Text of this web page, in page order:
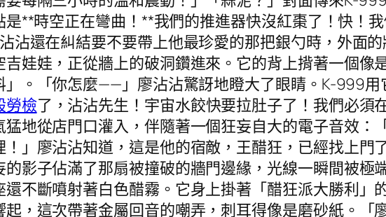
**時空正在彎曲！**我們的推進器快沒紅棗了！快！
沾還在糾結要不要帶上他最珍愛的那把銀勺時，外面
娃娃，正從牆上的破洞鑽進來。它的背上揹著一個像
」。「你怎麼——」廖沾沾驚訝地瞪大了眼睛。K-999
勞檢了，沾沾先生！宇宙水餃快要拉肚子了！我們必須
地從店門口灌入，伴隨著一個狂妄自大的電子音效：
」廖沾沾知道，這是他的宿敵，王醋狂，已經找上門
影子佔滿了那扇被撞破的牆門邊緣，光線一瞬間被極
不斷噴射著白色醋霧。它身上掛著「醋狂派大勝利」
，這次帶著金屬回音的嘲弄，刺耳得像是磨砂紙。「